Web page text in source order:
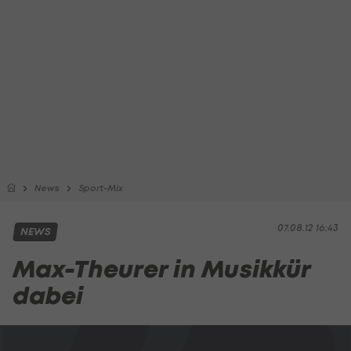
News Sport-Mix
07.08.12 16:43
NEWS
Max-Theurer in Musikkür
dabei